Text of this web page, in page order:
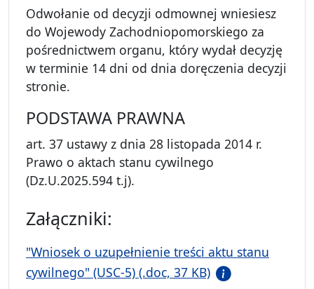
Odwołanie od decyzji odmownej wniesiesz
do Wojewody Zachodniopomorskiego za
pośrednictwem organu, który wydał decyzję
w terminie 14 dni od dnia doręczenia decyzji
stronie.
PODSTAWA PRAWNA
art. 37 ustawy z dnia 28 listopada 2014 r.
Prawo o aktach stanu cywilnego
(Dz.U.2025.594 t.j).
Załączniki:
"Wniosek o uzupełnienie treści aktu stanu
cywilnego" (USC-5) (.doc, 37 KB)